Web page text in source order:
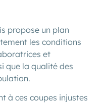
propose un plan
les conditions
et
que la qualité des
à ces coupes injustes